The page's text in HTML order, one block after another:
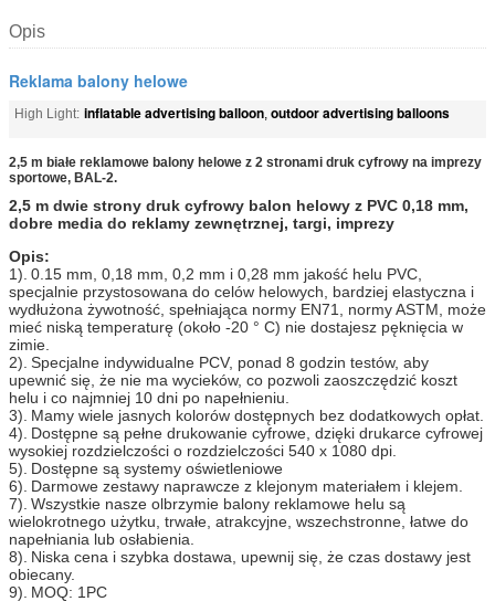
Opis
Reklama balony helowe
High Light: inflatable advertising balloon, outdoor advertising balloons
2,5 m białe reklamowe balony helowe z 2 stronami druk cyfrowy na imprezy
sportowe, BAL-2.
2,5 m dwie strony druk cyfrowy balon helowy z PVC 0,18 mm,
dobre media do reklamy zewnętrznej, targi, imprezy
Opis:
1). 0.15 mm, 0,18 mm, 0,2 mm i 0,28 mm jakość helu PVC,
specjalnie przystosowana do celów helowych, bardziej elastyczna i
wydłużona żywotność, spełniająca normy EN71, normy ASTM, może
mieć niską temperaturę (około -20 ° C) nie dostajesz pęknięcia w
zimie.
2). Specjalne indywidualne PCV, ponad 8 godzin testów, aby
upewnić się, że nie ma wycieków, co pozwoli zaoszczędzić koszt
helu i co najmniej 10 dni po napełnieniu.
3). Mamy wiele jasnych kolorów dostępnych bez dodatkowych opłat.
4). Dostępne są pełne drukowanie cyfrowe, dzięki drukarce cyfrowej
wysokiej rozdzielczości o rozdzielczości 540 x 1080 dpi.
5). Dostępne są systemy oświetleniowe
6). Darmowe zestawy naprawcze z klejonym materiałem i klejem.
7). Wszystkie nasze olbrzymie balony reklamowe helu są
wielokrotnego użytku, trwałe, atrakcyjne, wszechstronne, łatwe do
napełniania lub osłabienia.
8). Niska cena i szybka dostawa, upewnij się, że czas dostawy jest
obiecany.
9). MOQ: 1PC